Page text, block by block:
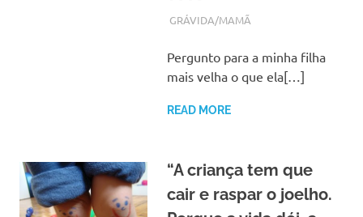
MARÇO 28, 2018
ADMIN
GRÁVIDA/MAMÃ
Pergunto para a minha filha
mais velha o que ela[…]
READ MORE
“A criança tem que
cair e raspar o joelho.